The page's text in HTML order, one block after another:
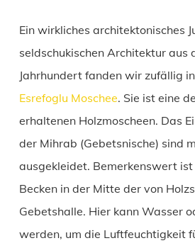
Ein wirkliches architektonisches
seldschukischen Architektur aus
Jahrhundert fanden wir zufällig
Esrefoglu Moschee. Sie ist eine
erhaltenen Holzmoscheen. Das
der Mihrab (Gebetsnische) sind
ausgekleidet. Bemerkenswert ist
Becken in der Mitte der von
Gebetshalle. Hier kann Wasser
werden, um die Luftfeuchtigkeit